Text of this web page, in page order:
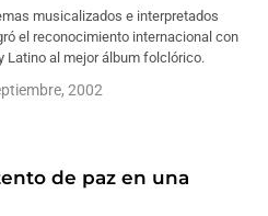
musicalizados e interpretados
el reconocimiento internacional con
Latino al mejor álbum folclórico.
2002
de paz en una